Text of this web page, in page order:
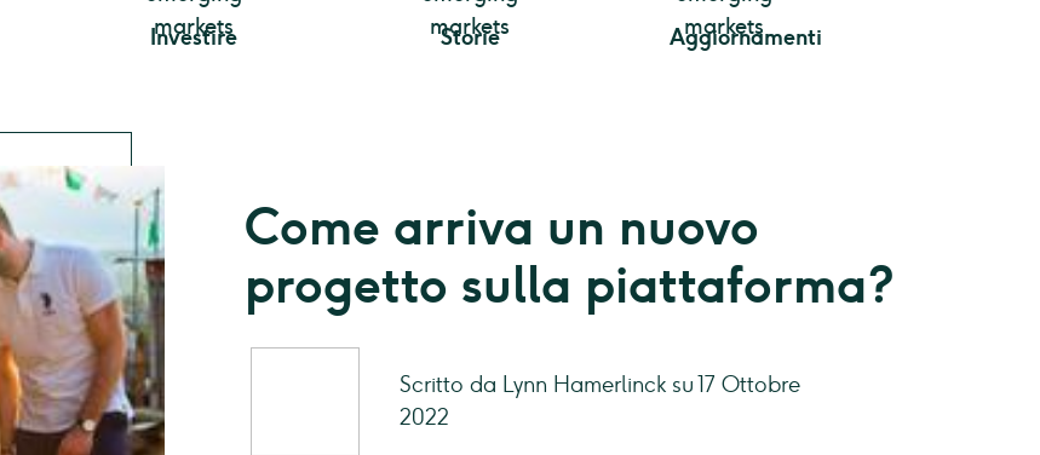
Investire Storie Aggiornamenti
Come arriva un nuovo
progetto sulla piattaforma?
Scritto da Lynn Hamerlinck su 17 Ottobre
2022